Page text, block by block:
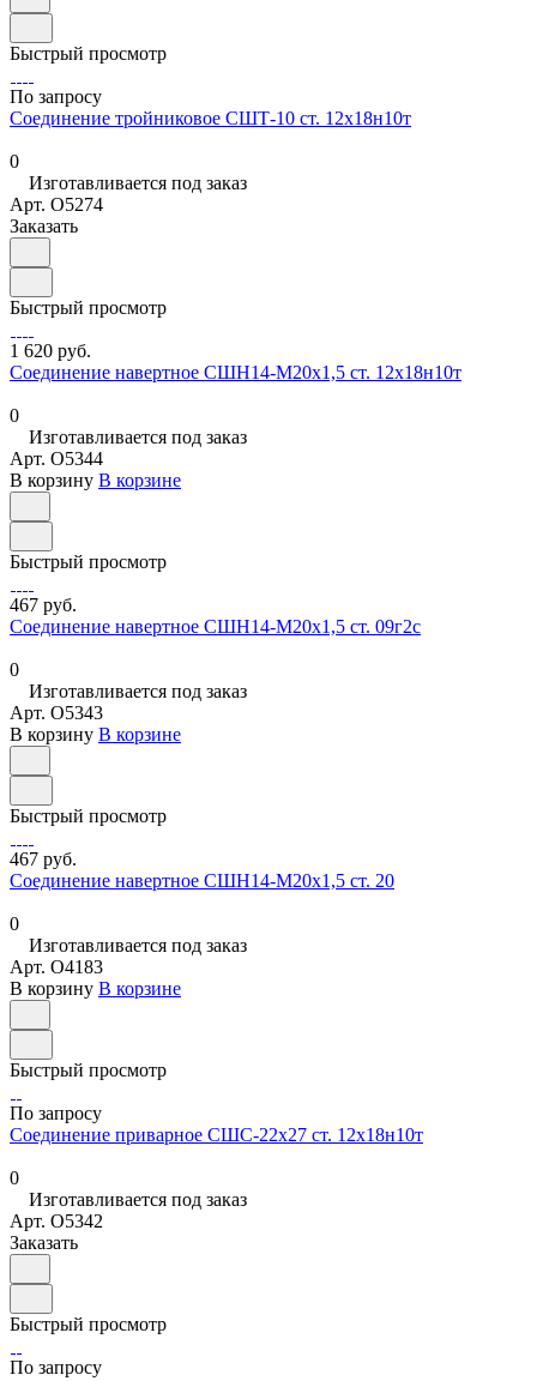
Быстрый просмотр
По запросу
Соединение тройниковое СШТ-10 ст. 12х18н10т
0
Изготавливается под заказ
Арт. O5274
Заказать
Быстрый просмотр
1 620 руб.
Соединение навертное СШН14-М20х1,5 ст. 12х18н10т
0
Изготавливается под заказ
Арт. O5344
В корзину В корзине
Быстрый просмотр
467 руб.
Соединение навертное СШН14-М20х1,5 ст. 09г2с
0
Изготавливается под заказ
Арт. O5343
В корзину В корзине
Быстрый просмотр
467 руб.
Соединение навертное СШН14-М20х1,5 ст. 20
0
Изготавливается под заказ
Арт. O4183
В корзину В корзине
Быстрый просмотр
По запросу
Соединение приварное СШС-22х27 ст. 12х18н10т
0
Изготавливается под заказ
Арт. O5342
Заказать
Быстрый просмотр
По запросу